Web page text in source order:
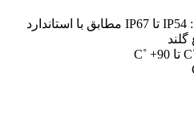
: IP54 تا IP67 مطابق با استاندارد